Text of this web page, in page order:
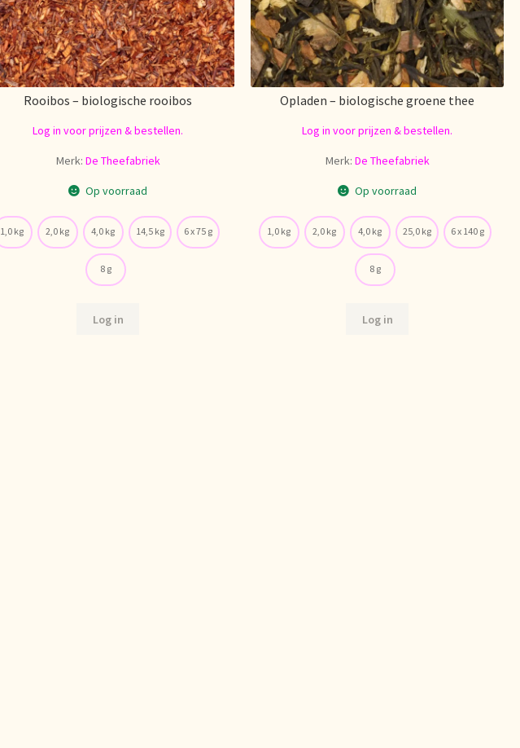
Rooibos – biologische rooibos
Log in voor prijzen & bestellen.
Merk: De Theefabriek
Op voorraad
1,0 kg 2,0 kg 4,0 kg 14,5 kg 6 x 75 g
8 g
Log in
Opladen – biologische groene thee
Log in voor prijzen & bestellen.
Merk: De Theefabriek
Op voorraad
1,0 kg 2,0 kg 4,0 kg 25,0 kg 6 x 140 g
8 g
Log in